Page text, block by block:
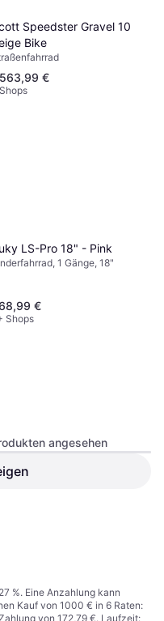
Speedster Gravel 10
Bike
€
LS-Pro 18" - Pink
1 Gänge, 18"
€
Shops
Topstone EQ
angesehen
%. Eine Anzahlung kann
Kauf von 1000 € in 6 Raten:
von 172,79 €. Laufzeit: